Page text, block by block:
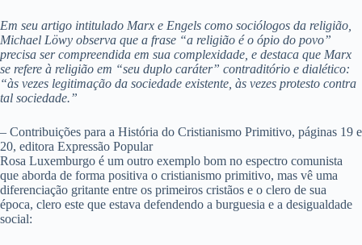
Em seu artigo intitulado Marx e Engels como sociólogos da religião,
Michael Löwy observa que a frase “a religião é o ópio do povo”
precisa ser compreendida em sua complexidade, e destaca que Marx
se refere à religião em “seu duplo caráter” contraditório e dialético:
“às vezes legitimação da sociedade existente, às vezes protesto contra
tal sociedade.”
– Contribuições para a História do Cristianismo Primitivo, páginas 19 e
20, editora Expressão Popular
Rosa Luxemburgo é um outro exemplo bom no espectro comunista
que aborda de forma positiva o cristianismo primitivo, mas vê uma
diferenciação gritante entre os primeiros cristãos e o clero de sua
época, clero este que estava defendendo a burguesia e a desigualdade
social: